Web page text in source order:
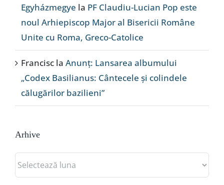
Egyházmegye la PF Claudiu-Lucian Pop este
noul Arhiepiscop Major al Bisericii Române
Unite cu Roma, Greco-Catolice
Francisc la Anunț: Lansarea albumului
„Codex Basilianus: Cântecele și colindele
călugărilor bazilieni”
Arhive
Arhive